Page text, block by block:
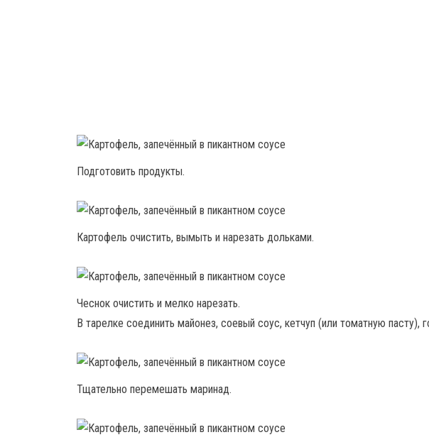
Подготовить продукты.
Картофель очистить, вымыть и нарезать дольками.
Чеснок очистить и мелко нарезать.
В тарелке соединить майонез, соевый соус, кетчуп (или томатную пасту),
Тщательно перемешать маринад.